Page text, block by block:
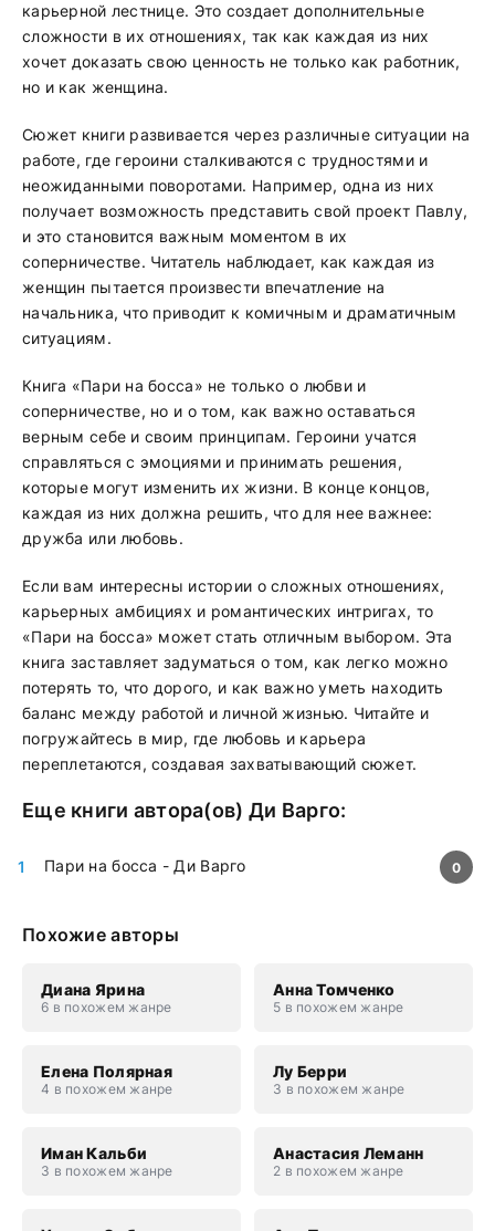
карьерной лестнице. Это создает дополнительные
сложности в их отношениях, так как каждая из них
хочет доказать свою ценность не только как работник,
но и как женщина.
Сюжет книги развивается через различные ситуации на
работе, где героини сталкиваются с трудностями и
неожиданными поворотами. Например, одна из них
получает возможность представить свой проект Павлу,
и это становится важным моментом в их
соперничестве. Читатель наблюдает, как каждая из
женщин пытается произвести впечатление на
начальника, что приводит к комичным и драматичным
ситуациям.
Книга «Пари на босса» не только о любви и
соперничестве, но и о том, как важно оставаться
верным себе и своим принципам. Героини учатся
справляться с эмоциями и принимать решения,
которые могут изменить их жизни. В конце концов,
каждая из них должна решить, что для нее важнее:
дружба или любовь.
Если вам интересны истории о сложных отношениях,
карьерных амбициях и романтических интригах, то
«Пари на босса» может стать отличным выбором. Эта
книга заставляет задуматься о том, как легко можно
потерять то, что дорого, и как важно уметь находить
баланс между работой и личной жизнью. Читайте и
погружайтесь в мир, где любовь и карьера
переплетаются, создавая захватывающий сюжет.
Еще книги автора(ов) Ди Варго:
Пари на босса - Ди Варго 0
Похожие авторы
Диана Ярина
6 в похожем жанре
Анна Томченко
5 в похожем жанре
Елена Полярная
4 в похожем жанре
Лу Берри
3 в похожем жанре
Иман Кальби
3 в похожем жанре
Анастасия Леманн
2 в похожем жанре